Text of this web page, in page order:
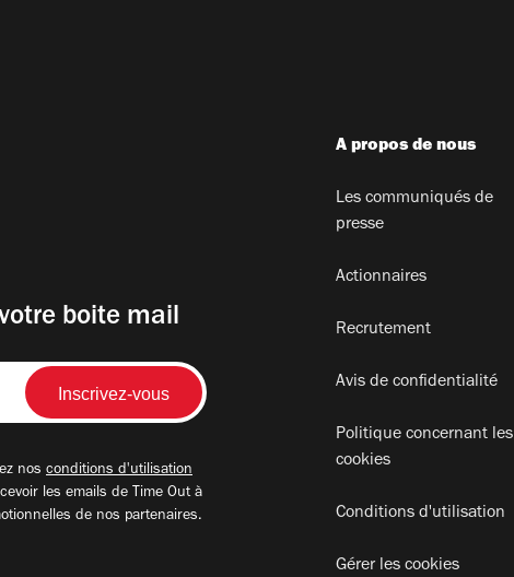
boite mail
nos conditions d'utilisation
les emails de Time Out à
de nos partenaires.
A propos de nous
Les communiqués de
presse
Actionnaires
Recrutement
Avis de confidentialité
Politique concernant les
cookies
Conditions d'utilisation
Gérer les cookies